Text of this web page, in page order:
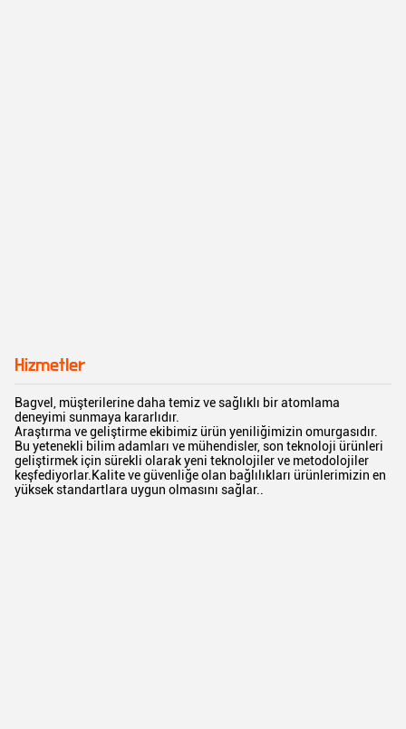
Hizmetler
Bagvel, müşterilerine daha temiz ve sağlıklı bir atomlama
deneyimi sunmaya kararlıdır.
Araştırma ve geliştirme ekibimiz ürün yeniliğimizin omurgasıdır.
Bu yetenekli bilim adamları ve mühendisler, son teknoloji ürünleri
geliştirmek için sürekli olarak yeni teknolojiler ve metodolojiler
keşfediyorlar.Kalite ve güvenliğe olan bağlılıkları ürünlerimizin en
yüksek standartlara uygun olmasını sağlar..